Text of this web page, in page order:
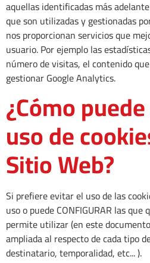
aquellas identificadas más
que son utilizadas y gestionadas
nos proporcionan servicios que
usuario. Por ejemplo las
número de visitas, el contenido
gestionar Google Analytics.
¿Cómo
uso de
Sitio Web?
Si prefiere evitar el uso de las
uso o puede CONFIGURAR las
permite utilizar (en este
ampliada al respecto de cada tipo
destinatario, temporalidad, etc... ).